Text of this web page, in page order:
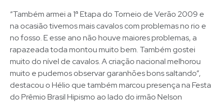
“Também armei a 1ª Etapa do Torneio de Verão 2009 e
na ocasião tivemos mais cavalos com problemas no rio e
no fosso. E esse ano não houve maiores problemas, a
rapazeada toda montou muito bem. Também gostei
muito do nível de cavalos. A criação nacional melhorou
muito e pudemos observar garanhões bons saltando”,
destacou o Hélio que também marcou presença na Festa
do Prêmio Brasil Hipismo ao lado do irmão Nelson